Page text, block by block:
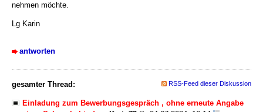
nehmen möchte.
Lg Karin
antworten
gesamter Thread: RSS-Feed dieser Diskussion
Einladung zum Bewerbungsgespräch , ohne erneute Angabe